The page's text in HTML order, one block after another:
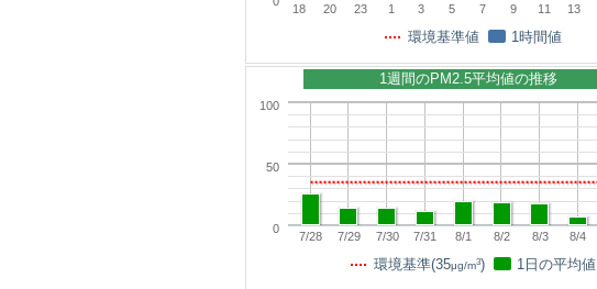
18 20 23 1 3 5 7 9 11 13
環境基準値 1時間値
7/28 7/29 7/30 7/31 8/1 8/2 8/3 8/4
0
50
100
1週間のPM2.5平均値の推移
環境基準(35μg/m3) 1日の平均値